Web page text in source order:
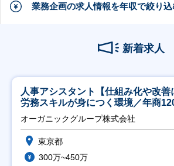
業務企画の求人情報を年収で絞り込
新着求人
人事アシスタント【仕組み化や改善
労務スキルが身につく環境／年商
会社】
オーガニックグループ株式会社
東京都
300万~450万